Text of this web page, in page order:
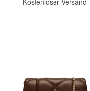
Kostenloser Versand